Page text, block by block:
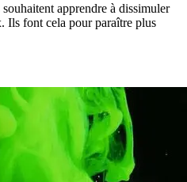
apprendre à dissimuler
Ils font cela pour paraître plus